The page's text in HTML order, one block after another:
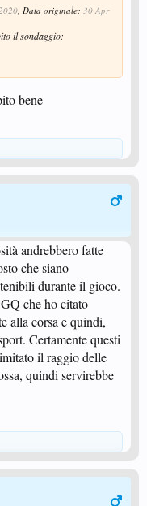
, Data originale: 30 Apr
il sondaggio:
bene
andrebbero fatte
che siano
durante il gioco.
che ho citato
alla corsa e quindi,
Certamente questi
il raggio delle
quindi servirebbe